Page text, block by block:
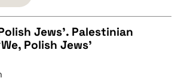
Jews’. Palestinian
Polish Jews’